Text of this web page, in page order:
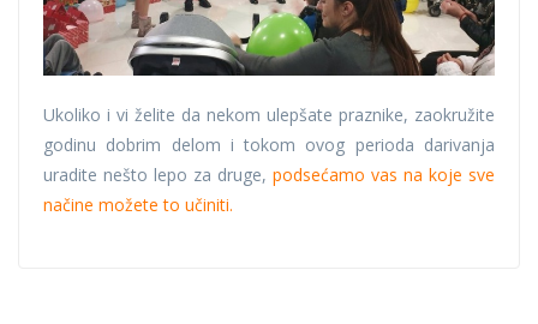
Ukoliko i vi želite da nekom ulepšate praznike, zaokružite
godinu dobrim delom i tokom ovog perioda darivanja
uradite nešto lepo za druge, podsećamo vas na koje sve
načine možete to učiniti.